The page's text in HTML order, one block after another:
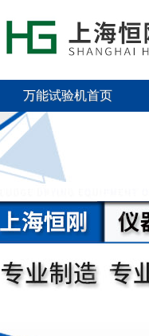
万能试验机首页